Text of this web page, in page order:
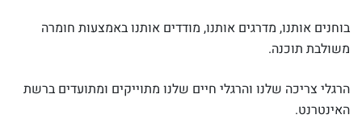
בוחנים אותנו, מדרגים אותנו, מודדים אותנו באמצעות חומרה
משולבת תוכנה.
הרגלי צריכה שלנו והרגלי חיים שלנו מתוייקים ומתועדים ברשת
האינטרנט.